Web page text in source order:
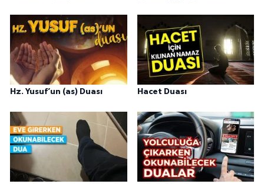
Hz. Yusuf’un (as) Duası Hacet Duası